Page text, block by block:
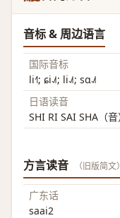
音标 & 周边语言
国际音标
li˧˥; ɕi˨˩˦; li˨˩˦; sɑ˨˩˦
日语读音
SHI RI SAI SHA（
方言读音 （旧版简文）
广东话
saai2